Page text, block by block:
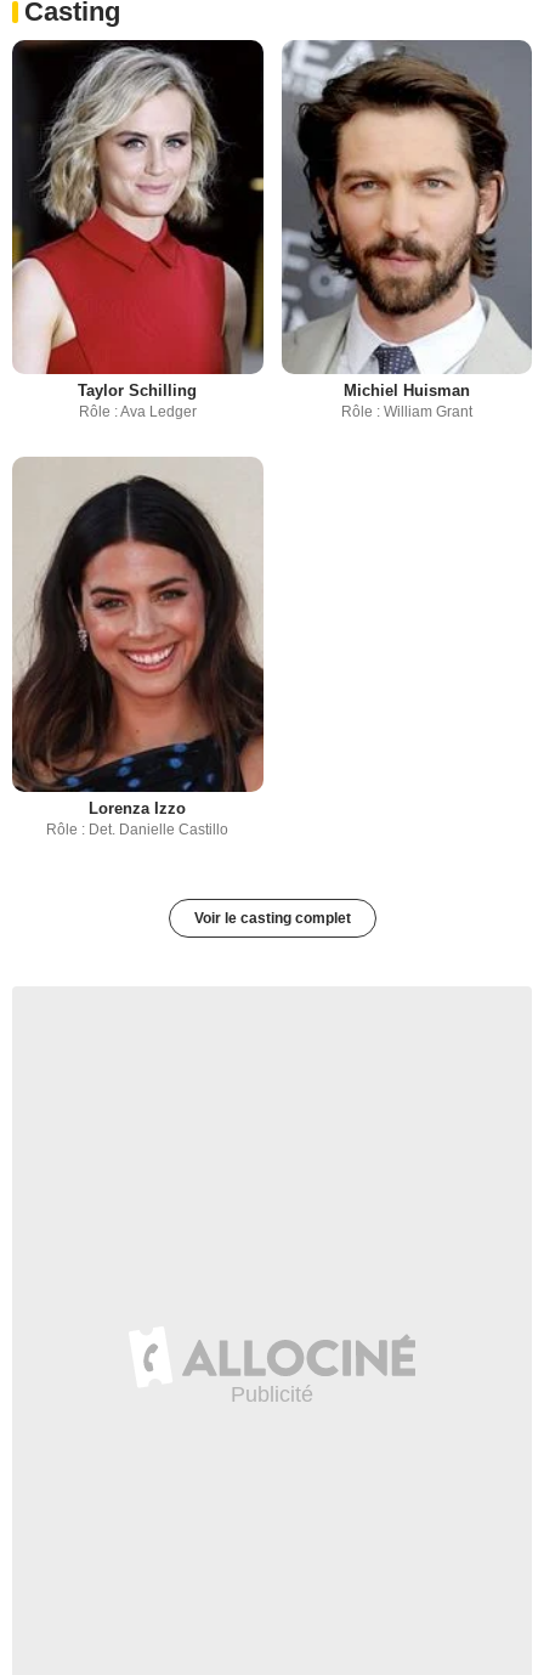
Casting
Taylor Schilling
Rôle : Ava Ledger
Michiel Huisman
Rôle : William Grant
Lorenza Izzo
Rôle : Det. Danielle Castillo
Voir le casting complet